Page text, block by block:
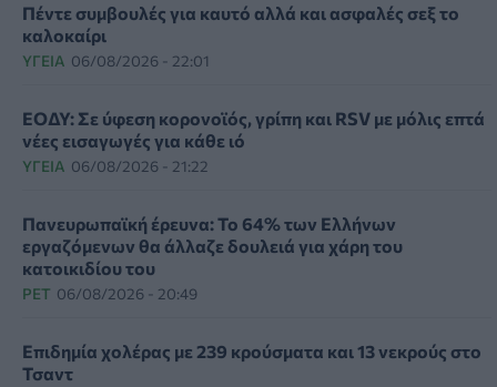
Πέντε συμβουλές για καυτό αλλά και ασφαλές σεξ το
καλοκαίρι
ΥΓΕΊΑ 06/08/2026 - 22:01
ΕΟΔΥ: Σε ύφεση κορονοϊός, γρίπη και RSV με μόλις επτά
νέες εισαγωγές για κάθε ιό
ΥΓΕΊΑ 06/08/2026 - 21:22
Πανευρωπαϊκή έρευνα: Το 64% των Ελλήνων
εργαζόμενων θα άλλαζε δουλειά για χάρη του
κατοικιδίου του
PET 06/08/2026 - 20:49
Επιδημία χολέρας με 239 κρούσματα και 13 νεκρούς στο
Τσαντ